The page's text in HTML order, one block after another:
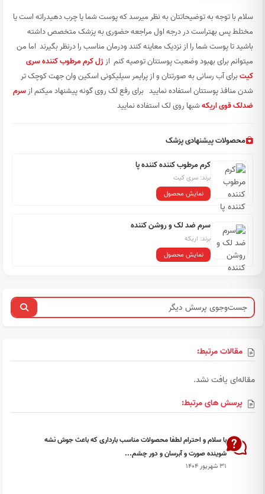
سلام با توجه به توضیحاتتان به نظر میرسد که پوست شما یا چرب دهیدراته است یا
مختلط پس بهتراست در درجه اول مراجعه حضوری به پزشک متخصص داشته
باشید تا پوست شما را از نزدیک معاینه کنند ودرمان مناسب را درنظر بگیرند اما من
میتوانم برای بهبود وضعیت پوستتان توصیه کنم ازژل کرم مرطوب کننده سری
کیتبرای آب رسانی به صورتتان و از پرایمر سیلیکونی اسکین وان جهت کوچک تر
شدن منافذ پوستتان استفاده نمایید برای رفع لک روی گونه پیشنهاد میکنم ازسرم
ضدلک قوی اریکهشبها روی لک استفاده نمایید
محصولات پیشنهادی پزشک
کرم مرطوب کننده کننده پا
برند: سری کیت
نمایش محصول
سرم ضد لک و روشن کننده
برند: اریکه
نمایش محصول
مقالات مرتبط:
مقاله‌ای یافت نشد.
پرسش های مرتبط:
با سلام و احترام لطفا محصولات مناسب بارداری که باعث جوش نشه
شوینده صورت و آبرسان و دور چشم...
۳۱ شهریور ۱۴۰۴